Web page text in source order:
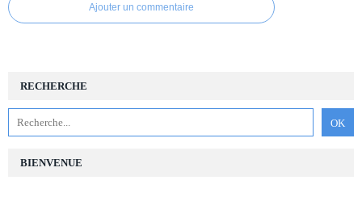
Ajouter un commentaire
RECHERCHE
BIENVENUE